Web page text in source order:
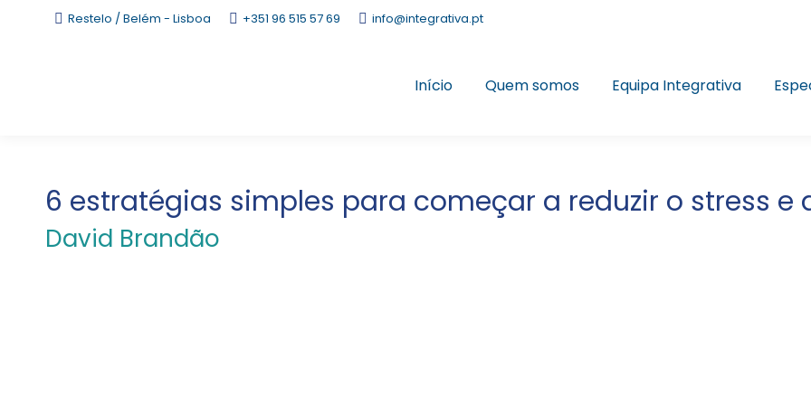
Restelo / Belém - Lisboa +351 96 515 57 69 info@integrativa.pt
Início Quem somos Equipa Integrativa
6 estratégias simples para começar a reduzir o stress e
David Brandão